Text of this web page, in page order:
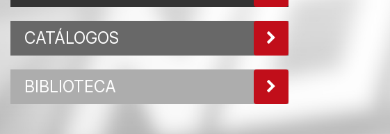
CATÁLOGOS
BIBLIOTECA